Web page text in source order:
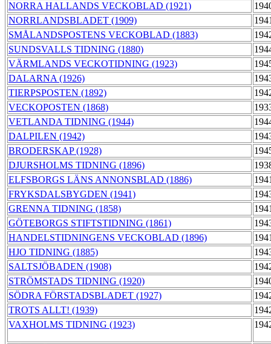
NORRA HALLANDS VECKOBLAD (1921)
NORRLANDSBLADET (1909)
SMÅLANDSPOSTENS VECKOBLAD (1883)
SUNDSVALLS TIDNING (1880)
VÄRMLANDS VECKOTIDNING (1923)
DALARNA (1926)
TIERPSPOSTEN (1892)
VECKOPOSTEN (1868)
VETLANDA TIDNING (1944)
DALPILEN (1942)
BRODERSKAP (1928)
DJURSHOLMS TIDNING (1896)
ELFSBORGS LÄNS ANNONSBLAD (1886)
FRYKSDALSBYGDEN (1941)
GRENNA TIDNING (1858)
GÖTEBORGS STIFTSTIDNING (1861)
HANDELSTIDNINGENS VECKOBLAD (1896)
HJO TIDNING (1885)
SALTSJÖBADEN (1908)
STRÖMSTADS TIDNING (1920)
SÖDRA FÖRSTADSBLADET (1927)
TROTS ALLT! (1939)
VAXHOLMS TIDNING (1923)